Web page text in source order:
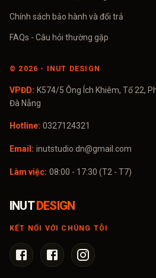
Chính sách bảo hành và đổi trả
FAQs - Câu hỏi thường gặp
© 2026 - INUT DESIGN
VPĐD: K574/5 Ông Ích Khiêm, Tổ 22,
Đà Nẵng
Hotline: 0327124321
Email: inutstudio.dn@gmail.com
Làm việc: 08:00 - 17:30 (T2 - T7)
INUT DESIGN
KẾT NỐI VỚI CHÚNG TÔI